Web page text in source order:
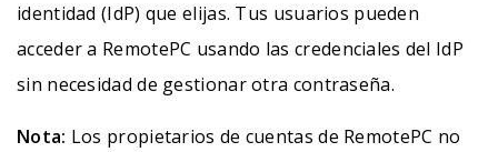
identidad (IdP) que elijas. Tus usuarios pueden
acceder a RemotePC usando las credenciales del IdP
sin necesidad de gestionar otra contraseña.
Nota: Los propietarios de cuentas de RemotePC no